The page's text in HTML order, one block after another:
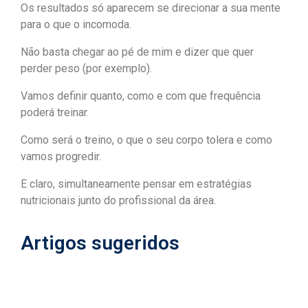
Os resultados só aparecem se direcionar a sua mente
para o que o incomoda.
Não basta chegar ao pé de mim e dizer que quer
perder peso (por exemplo).
Vamos definir quanto, como e com que frequência
poderá treinar.
Como será o treino, o que o seu corpo tolera e como
vamos progredir.
E claro, simultaneamente pensar em estratégias
nutricionais junto do profissional da área.
Artigos sugeridos